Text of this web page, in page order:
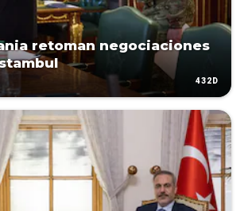
retoman negociaciones
432D